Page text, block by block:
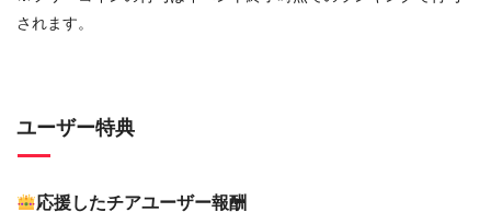
されます。
ユーザー特典
応援したチアユーザー報酬